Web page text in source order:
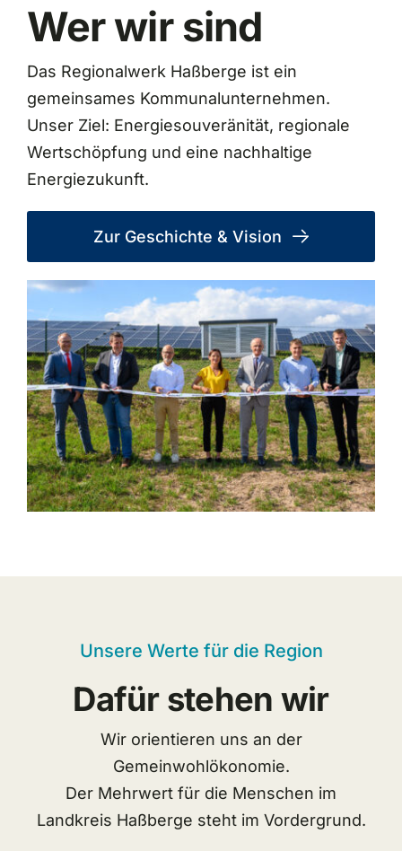
Wer wir sind
Das Regionalwerk Haßberge ist ein
gemeinsames Kommunalunternehmen.
Unser Ziel: Energiesouveränität, regionale
Wertschöpfung und eine nachhaltige
Energiezukunft.
Zur Geschichte & Vision
Unsere Werte für die Region
Dafür stehen wir
Wir orientieren uns an der
Gemeinwohlökonomie.
Der Mehrwert für die Menschen im
Landkreis Haßberge steht im Vordergrund.